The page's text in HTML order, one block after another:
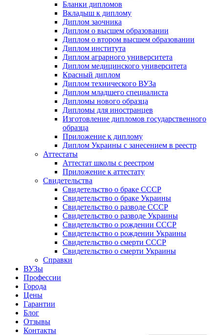
Бланки дипломов
Вкладыш к диплому
Диплом заочника
Диплом о высшем образовании
Диплом о втором высшем образовании
Диплом института
Диплом аграрного университета
Диплом медицинского университета
Красный диплом
Диплом технического ВУЗа
Диплом младшего специалиста
Дипломы нового образца
Дипломы для иностранцев
Изготовление дипломов государственного
образца
Приложение к диплому
Диплом Украины с занесением в реестр
Аттестаты
Аттестат школы с реестром
Приложение к аттестату
Свидетельства
Свидетельство о браке СССР
Свидетельство о браке Украины
Свидетельство о разводе СССР
Свидетельство о разводе Украины
Свидетельство о рождении СССР
Свидетельство о рождении Украины
Свидетельство о смерти СССР
Свидетельство о смерти Украины
Справки
ВУЗы
Профессии
Города
Цены
Гарантии
Блог
Отзывы
Контакты